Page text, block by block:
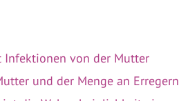
Infektionen von der Mutter
und der Menge an Erregern